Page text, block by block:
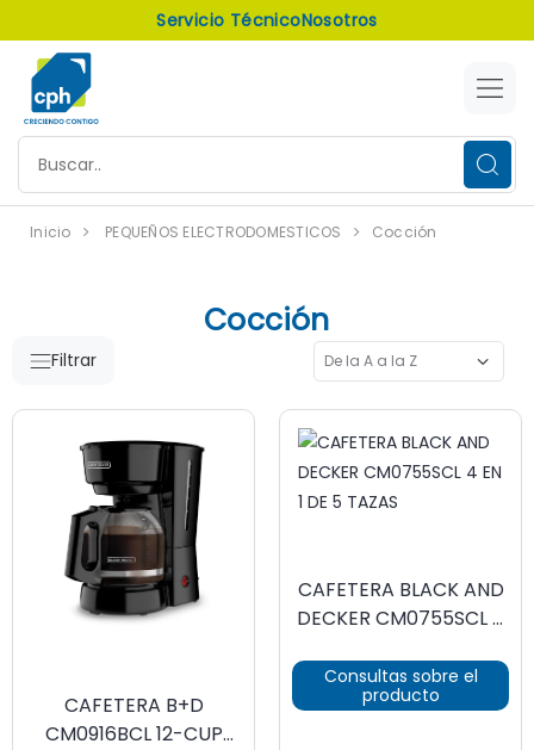
Servicio TécnicoNosotros
Inicio PEQUEÑOS ELECTRODOMESTICOS Cocción
Cocción
Filtrar
CAFETERA B+D
CM0916BCL 12-CUP
CAFETERA BLACK AND
DECKER CM0755SCL 4
Consultas sobre el
producto